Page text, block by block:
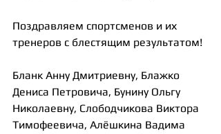
Поздравляем спортсменов и их
тренеров с блестящим результатом!
Бланк Анну Дмитриевну, Блажко
Дениса Петровича, Бунину Ольгу
Николаевну, Слободчикова Виктора
Тимофеевича, Алёшкина Вадима